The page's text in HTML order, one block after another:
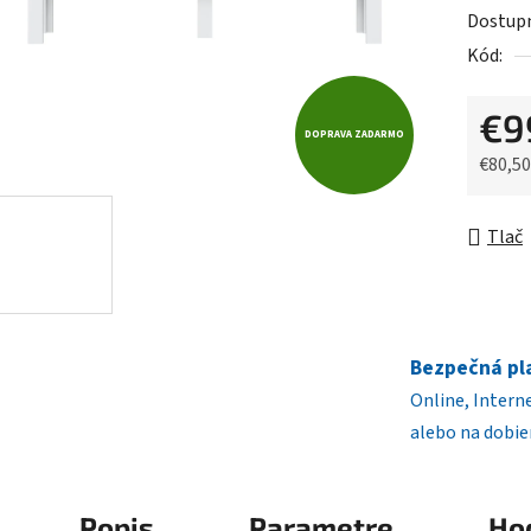
Kód:
Tlač
DOPRAVA ZADARMO
Bezpečná
Online,
alebo na